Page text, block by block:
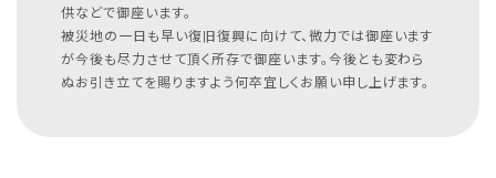
供などで御座います。
被災地の一日も早い復旧復興に向けて、微力では御座います
が今後も尽力させて頂く所存で御座います。今後とも変わら
ぬお引き立てを賜りますよう何卒宜しくお願い申し上げます。